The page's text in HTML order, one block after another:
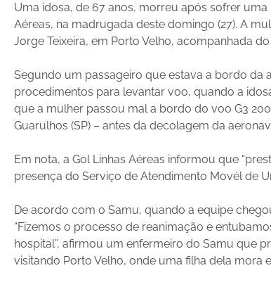
Uma idosa, de 67 anos, morreu após sofrer
Aéreas, na madrugada deste domingo (27). A
Jorge Teixeira, em Porto Velho, acompanhada
Segundo um passageiro que estava a bordo da
procedimentos para levantar voo, quando a
que a mulher passou mal a bordo do voo G3
Guarulhos (SP) – antes da decolagem da
Em nota, a Gol Linhas Aéreas informou que
presença do Serviço de Atendimento Movél de
De acordo com o Samu, quando a equipe
“Fizemos o processo de reanimação e
hospital”, afirmou um enfermeiro do Samu que
visitando Porto Velho, onde uma filha dela mora